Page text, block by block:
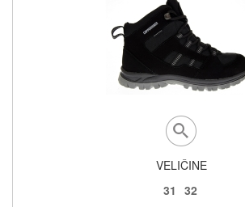
VELIČINE
31 32